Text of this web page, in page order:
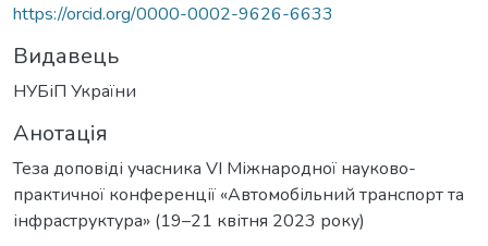
https://orcid.org/0000-0002-9626-6633
Видавець
НУБіП України
Анотація
Теза доповіді учасника VІ Міжнародної науково-
практичної конференції «Автомобільний транспорт та
інфраструктура» (19–21 квітня 2023 року)